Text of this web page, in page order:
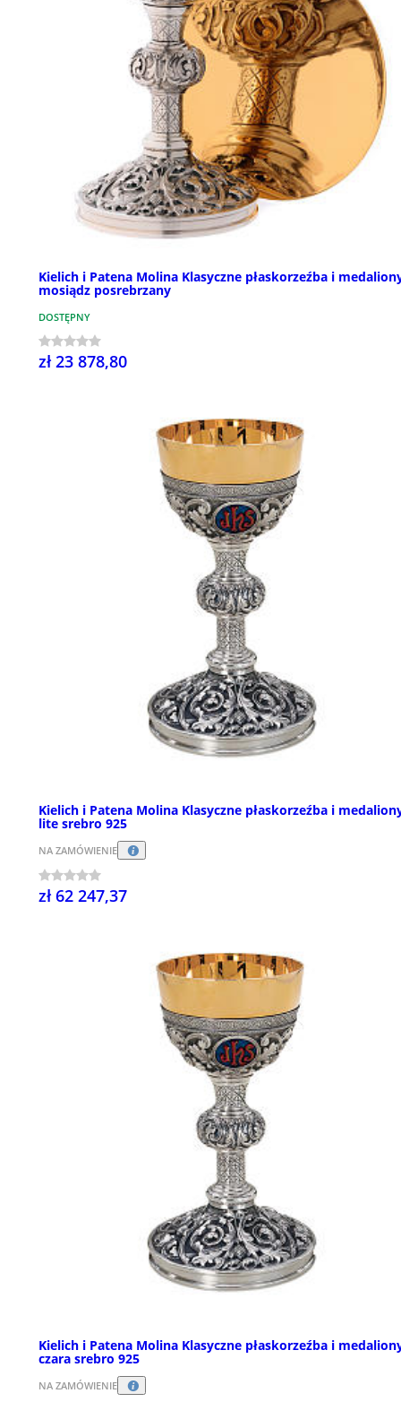
Kielich i Patena Molina Klasyczne płaskorzeźba i
mosiądz posrebrzany
DOSTĘPNY
zł 23 878,80
Kielich i Patena Molina Klasyczne płaskorzeźba i
lite srebro 925
NA ZAMÓWIENIE
zł 62 247,37
Kielich i Patena Molina Klasyczne płaskorzeźba i
czara srebro 925
NA ZAMÓWIENIE